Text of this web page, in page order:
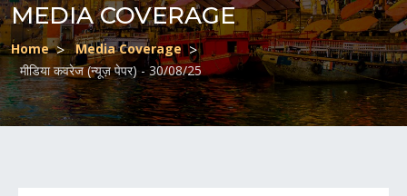
MEDIA COVERAGE
Home
Media Coverage
मीडिया कवरेज (न्यूज़ पेपर) - 30/08/25